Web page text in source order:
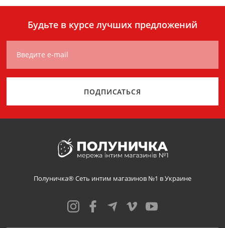
Будьте в курсе лучших предложений
Введите e-mail
ПОДПИСАТЬСЯ
Полуничка® Сеть интим магазинов №1 в Украине